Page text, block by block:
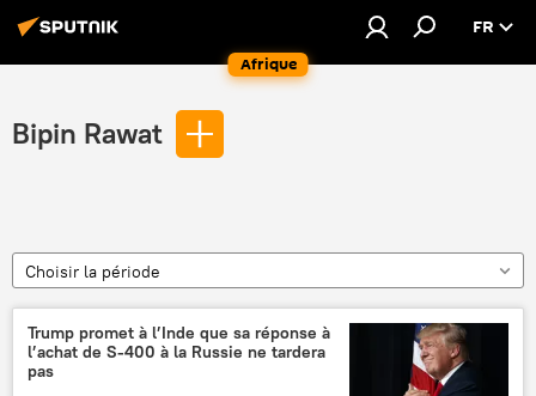
Afrique
FR
Bipin Rawat
Choisir la période
Trump promet à l’Inde que sa réponse à
l’achat de S-400 à la Russie ne tardera
pas